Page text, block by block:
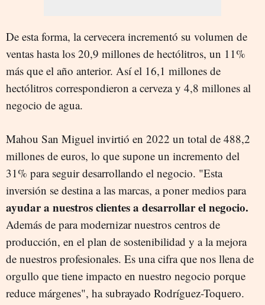
De esta forma, la cervecera incrementó su volumen de
ventas hasta los 20,9 millones de hectólitros, un 11%
más que el año anterior. Así el 16,1 millones de
hectólitros correspondieron a cerveza y 4,8 millones al
negocio de agua.
Mahou San Miguel invirtió en 2022 un total de 488,2
millones de euros, lo que supone un incremento del
31% para seguir desarrollando el negocio. "Esta
inversión se destina a las marcas, a poner medios para
ayudar a nuestros clientes a desarrollar el negocio.
Además de para modernizar nuestros centros de
producción, en el plan de sostenibilidad y a la mejora
de nuestros profesionales. Es una cifra que nos llena de
orgullo que tiene impacto en nuestro negocio porque
reduce márgenes", ha subrayado Rodríguez-Toquero.